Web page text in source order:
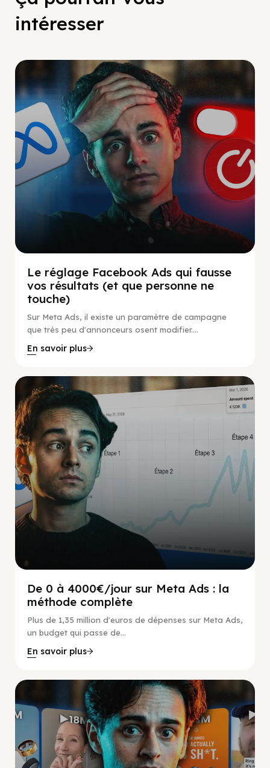
intéresser
Social Scaling
Le réglage Facebook Ads qui fausse
vos résultats (et que personne ne
touche)
Sur Meta Ads, il existe un paramètre de campagne
que très peu d'annonceurs osent modifier....
En savoir plus
De 0 à 4000€/jour sur Meta Ads : la
méthode complète
Plus de 1,35 million d'euros de dépenses sur Meta Ads,
un budget qui passe de...
En savoir plus
Social Scaling